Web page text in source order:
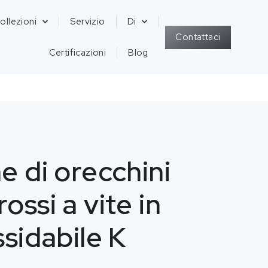
Servizio Di
Certificazioni Blog
Contattaci
di orecchini
a vite in
K